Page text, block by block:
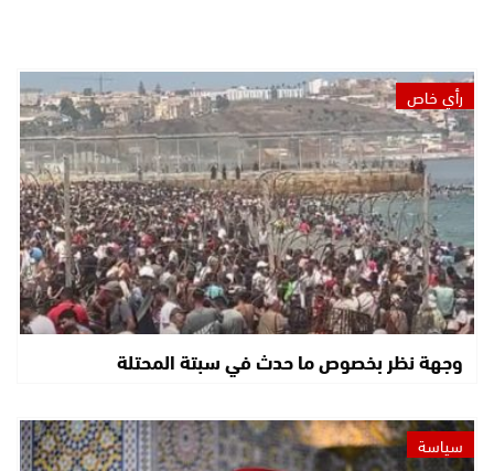
رأي خاص
وجهة نظر بخصوص ما حدث في سبتة المحتلة
سياسة